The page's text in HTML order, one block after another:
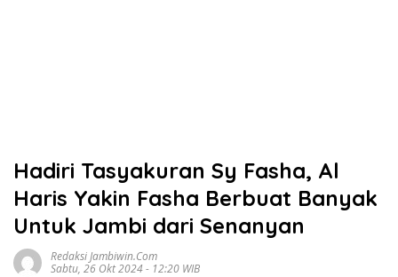
Hadiri Tasyakuran Sy Fasha, Al
Haris Yakin Fasha Berbuat Banyak
Untuk Jambi dari Senanyan
Redaksi Jambiwin.com
Sabtu, 26 Okt 2024 - 12:20 WIB